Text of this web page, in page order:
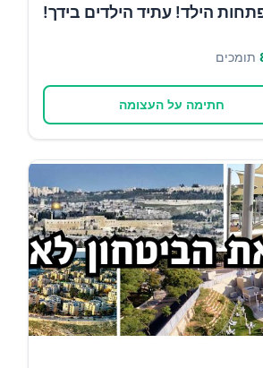
הילד! עתיד הילדים בידך!
תומכים
חתימה על העצומה